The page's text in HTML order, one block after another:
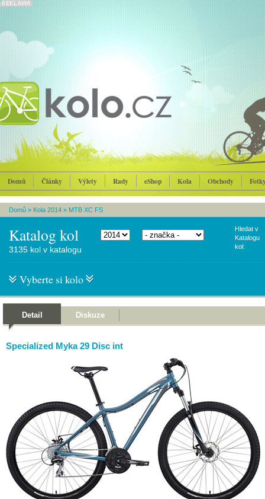
Domů Články Výlety Rady eShop Kola Obchody
Domů » Kola 2014 » MTB XC FS
Katalog kol
Hledat v
Katalogu
kol:
3135 kol v katalogu
Vyberte si kolo
Detail Diskuze
Specialized Myka 29 Disc int